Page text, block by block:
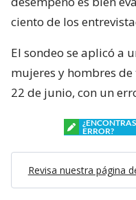
ciento de los
El sondeo se aplicó a
mujeres y hombres
22 de junio, con un
ERROR?
Revisa nuestra página